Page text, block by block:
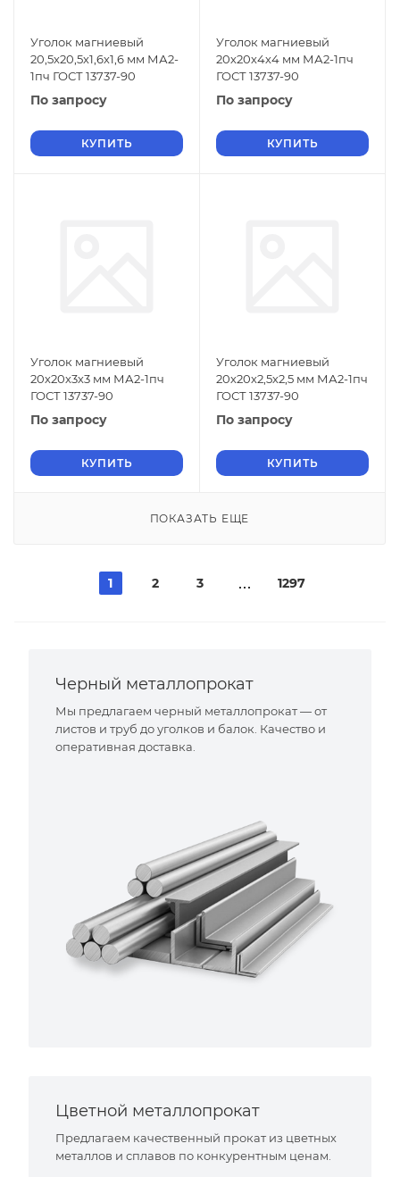
Уголок магниевый
20,5х20,5х1,6х1,6 мм МА2-
1пч ГОСТ 13737-90
По запросу
КУПИТЬ
Уголок магниевый
20х20х4х4 мм МА2-1пч
ГОСТ 13737-90
По запросу
КУПИТЬ
Уголок магниевый
20х20х3х3 мм МА2-1пч
ГОСТ 13737-90
По запросу
КУПИТЬ
Уголок магниевый
20х20х2,5х2,5 мм МА2-1пч
ГОСТ 13737-90
По запросу
КУПИТЬ
ПОКАЗАТЬ ЕЩЕ
1 2 3 1297
Черный металлопрокат
Мы предлагаем черный металлопрокат — от
листов и труб до уголков и балок. Качество и
оперативная доставка.
Цветной металлопрокат
Предлагаем качественный прокат из цветных
металлов и сплавов по конкурентным ценам.